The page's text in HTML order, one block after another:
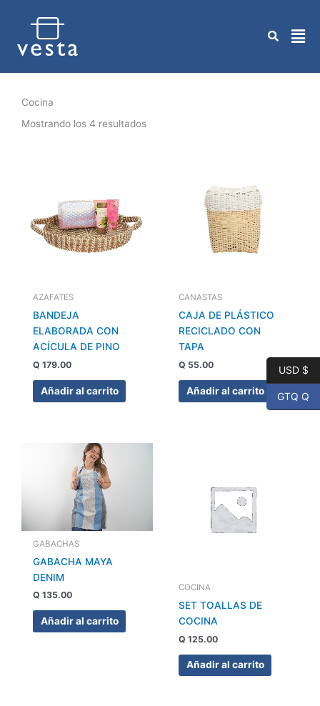
contenido
Cocina
Mostrando los 4 resultados
AZAFATES
BANDEJA
ELABORADA CON
ACÍCULA DE PINO
Q 179.00
Añadir al carrito
CANASTAS
CAJA DE PLÁSTICO
RECICLADO CON
TAPA
Q 55.00
Añadir al carrito
GABACHAS
GABACHA MAYA
DENIM
Q 135.00
Añadir al carrito
COCINA
SET TOALLAS DE
COCINA
Q 125.00
Añadir al carrito
USD $
GTQ Q